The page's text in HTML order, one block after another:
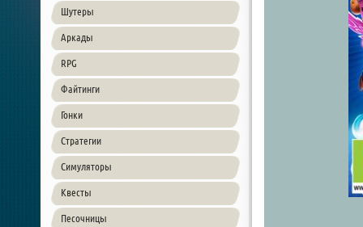
Шутеры
Аркады
RPG
Файтинги
Гонки
Стратегии
Симуляторы
Квесты
Песочницы